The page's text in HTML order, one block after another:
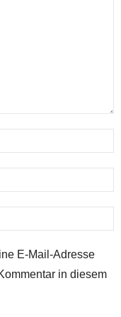
E-Mail-Adresse
in diesem